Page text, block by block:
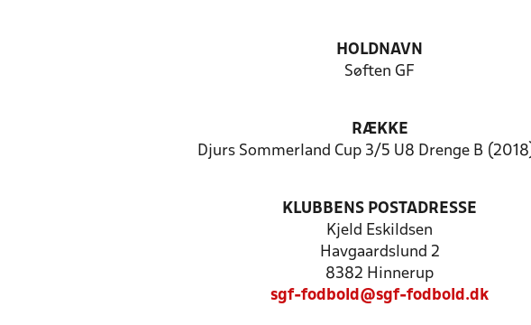
HOLDNAVN
Søften GF
RÆKKE
Djurs Sommerland Cup 3/5 U8 Drenge B
KLUBBENS POSTADRESSE
Kjeld Eskildsen
Havgaardslund 2
8382 Hinnerup
sgf-fodbold@sgf-fodbold.dk